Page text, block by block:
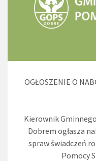
OGŁOSZENIE O
Kierownik
Dobrem ogłasza
spraw świadczeń
Pomocy